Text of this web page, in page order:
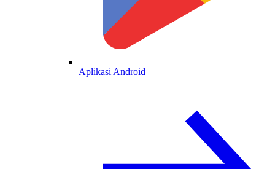
Aplikasi Android